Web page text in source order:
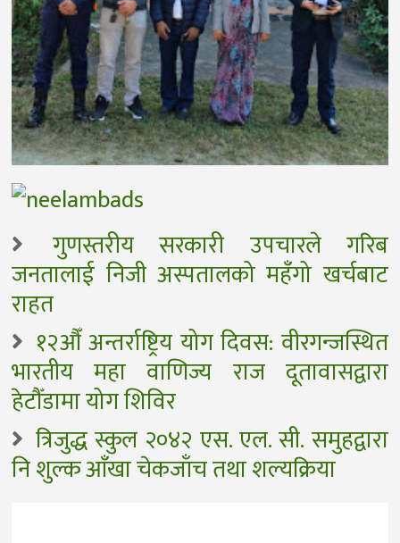
गुणस्तरीय सरकारी उपचारले गरिब
जनतालाई निजी अस्पतालको महँगो खर्चबाट
राहत
१२औँ अन्तर्राष्ट्रिय योग दिवस: वीरगन्जस्थित
भारतीय महा वाणिज्य राज दूतावासद्वारा
हेटौँडामा योग शिविर
त्रिजुद्ध स्कुल २०४२ एस. एल. सी. समुहद्वारा
नि शुल्क आँखा चेकजाँच तथा शल्यक्रिया